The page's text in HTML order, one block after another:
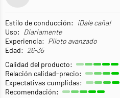
Estilo de conducción:
¡Dale caña!
Uso: Diariamente
Experiencia: Piloto avanzado
Edad: 26-35
Calidad del producto:
Relación calidad-precio:
Expectativas cumplidas:
Recomendación: